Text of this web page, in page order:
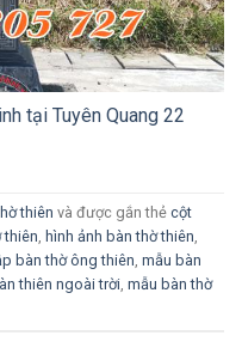
tại Tuyên Quang 22
thiên và được gắn thẻ cột
thiên, hình ảnh bàn thờ thiên,
bàn thờ ông thiên, mẫu bàn
thiên ngoài trời, mẫu bàn thờ